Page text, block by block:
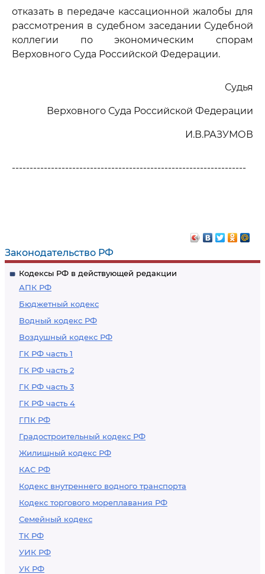
Законодательство РФ
Кодексы РФ в действующей редакции
АПК РФ
Бюджетный кодекс
Водный кодекс РФ
Воздушный кодекс РФ
ГК РФ часть 1
ГК РФ часть 2
ГК РФ часть 3
ГК РФ часть 4
ГПК РФ
Градостроительный кодекс РФ
Жилищный кодекс РФ
КАС РФ
Кодекс внутреннего водного транспорта
Кодекс торгового мореплавания РФ
Семейный кодекс
ТК РФ
УИК РФ
УК РФ
отказать в передаче кассационной жалобы для
рассмотрения в судебном заседании Судебной
коллегии по экономическим спорам
Верховного Суда Российской Федерации.
Судья
Верховного Суда Российской Федерации
И.В.РАЗУМОВ
------------------------------------------------------------------